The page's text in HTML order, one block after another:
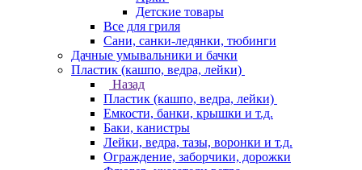
Детские товары
Все для гриля
Сани, санки-ледянки, тюбинги
Дачные умывальники и бачки
Пластик (кашпо, ведра, лейки)
Назад
Пластик (кашпо, ведра, лейки)
Емкости, банки, крышки и т.д.
Баки, канистры
Лейки, ведра, тазы, воронки и т.д.
Ограждение, заборчики, дорожки